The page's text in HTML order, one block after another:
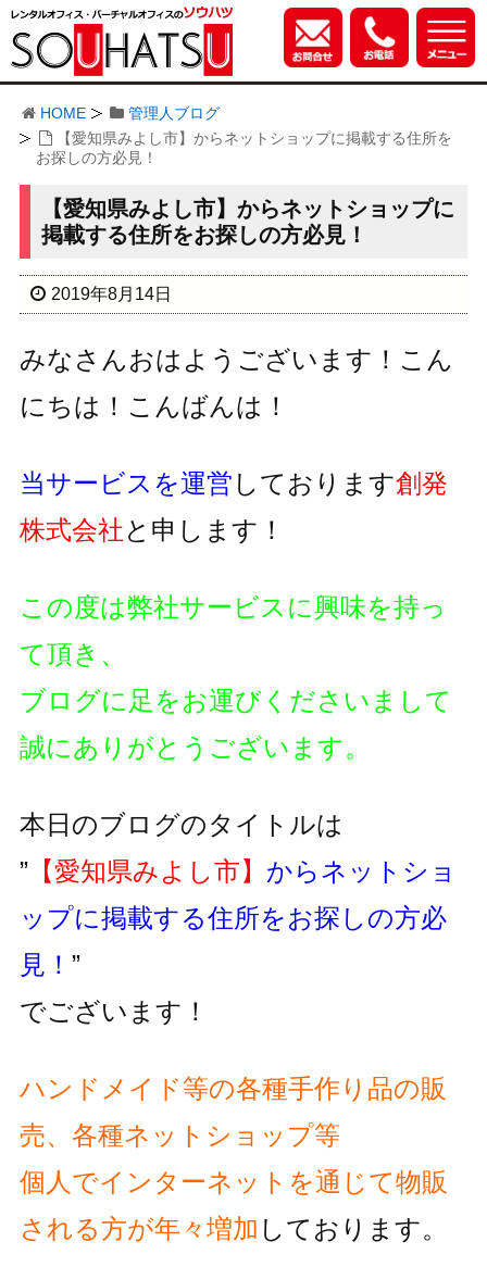
HOME
管理人ブログ
【愛知県みよし市】からネットショップに掲載する住所を
お探しの方必見！
【愛知県みよし市】からネットショップに
掲載する住所をお探しの方必見！
2019年8月14日
みなさんおはようございます！こん
にちは！こんばんは！
当サービスを運営 しております創発
株式会社と申します！
この度は弊社サービスに興味を持っ
て頂き、
ブログに足をお運びくださいまして
誠にありがとうございます。
本日のブログのタイトルは
”【愛知県みよし市】 からネットショ
ップに掲載する住所をお探しの方必
見！ ”
でございます！
ハンドメイド等の各種手作り品の販
売、各種ネットショップ等
個人でインターネットを通じて物販
される方が年々増加 しております。